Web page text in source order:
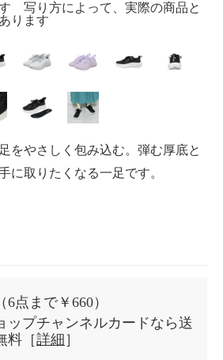
写り方によって、実際の商品と
ります
をやさしく包み込む。弾む厚底と
に取りたくなる一足です。
（6点まで￥660）
ップチャンネルカードなら送
料［詳細 ］